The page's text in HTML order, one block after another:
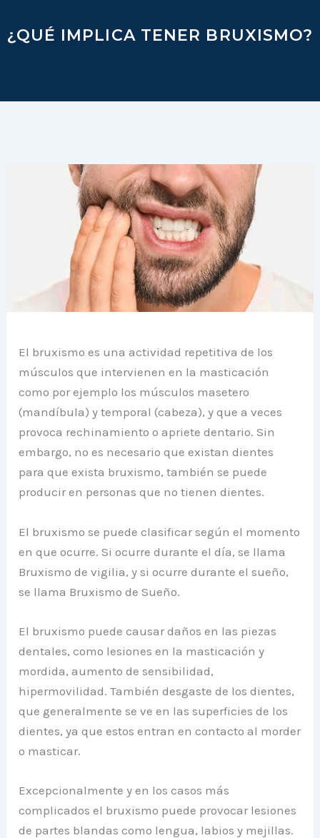
¿QUÉ IMPLICA TENER BRUXISMO?
El bruxismo es una actividad repetitiva de los
músculos que intervienen en la masticación
como por ejemplo los músculos masetero
(mandíbula) y temporal (cabeza), y que a veces
provoca rechinamiento o apriete dentario. Sin
embargo, no es necesario que existan dientes
para que exista bruxismo, también se puede
producir en personas que no tienen dientes.
El bruxismo se puede clasificar según el momento
en que ocurre. Si ocurre durante el día, se llama
Bruxismo de vigilia, y si ocurre durante el sueño,
se llama Bruxismo de Sueño.
El bruxismo puede causar daños en las piezas
dentales, como lesiones en la masticación y
mordida, aumento de sensibilidad,
hipermovilidad. También desgaste de los dientes,
que generalmente se ve en las superficies de los
dientes, ya que estos entran en contacto al morder
o masticar.
Excepcionalmente y en los casos más
complicados el bruxismo puede provocar lesiones
de partes blandas como lengua, labios y mejillas.